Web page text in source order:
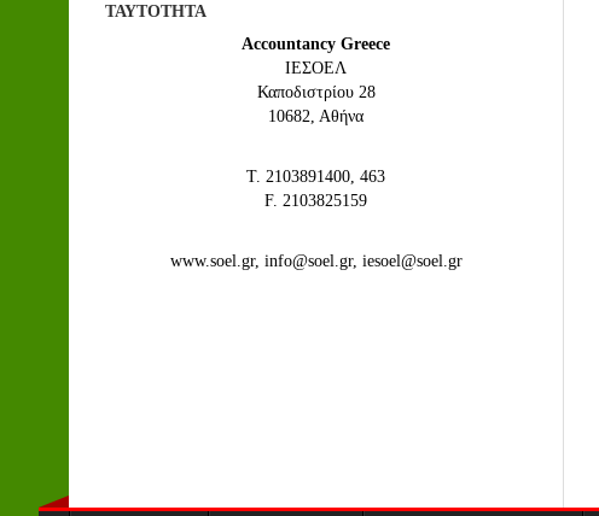
ΤΑΥΤΟΤΗΤΑ
Accountancy Greece
IEΣΟΕΛ
Καποδιστρίου 28
10682, Αθήνα
Τ. 2103891400, 463
F. 2103825159
www.soel.gr, info@soel.gr, iesoel@soel.gr